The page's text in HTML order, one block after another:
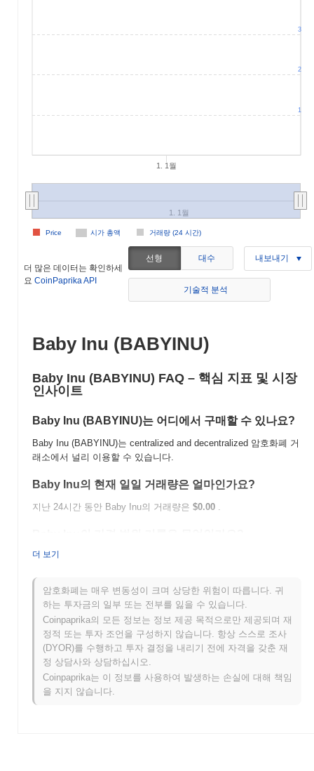
1. 1월
시가 총액 거래량 (24 시간)
Price
1. 1월
1
2
3
더 많은 데이터는 확인하세
요 CoinPaprika API
선형 대수 내보내기
기술적 분석
Baby Inu (BABYINU)
Baby Inu (BABYINU) FAQ – 핵심 지표 및 시장
인사이트
Baby Inu (BABYINU)는 어디에서 구매할 수 있나요?
Baby Inu (BABYINU)는 centralized and decentralized 암호화폐 거
래소에서 널리 이용할 수 있습니다.
Baby Inu의 현재 일일 거래량은 얼마인가요?
지난 24시간 동안 Baby Inu의 거래량은 $0.00 .
역대 최고가(ATH):
Baby Inu는 현재 ATH보다 ~97.06%낮게 거래되고 있습니다 .
Baby Inu는 더 넓은 암호화폐 시장과 비교하여 어떤
성과를 내고 있나요?
지난 7일 동안 Baby Inu는 0.00%
한 전체 암호화폐 시장을 앞질렀습니다. 이는 더 넓은 시장 모멘텀
과 비교하여 BABYINU의 가격 움직임에서 강력한 성과를 나타냅
니다.
더 보기
암호화폐는 매우 변동성이 크며 상당한 위험이 따릅니다. 귀
하는 투자금의 일부 또는 전부를 잃을 수 있습니다.
Coinpaprika의 모든 정보는 정보 제공 목적으로만 제공되며 재
정적 또는 투자 조언을 구성하지 않습니다. 항상 스스로 조사
(DYOR)를 수행하고 투자 결정을 내리기 전에 자격을 갖춘 재
정 상담사와 상담하십시오.
Coinpaprika는 이 정보를 사용하여 발생하는 손실에 대해 책임
을 지지 않습니다.